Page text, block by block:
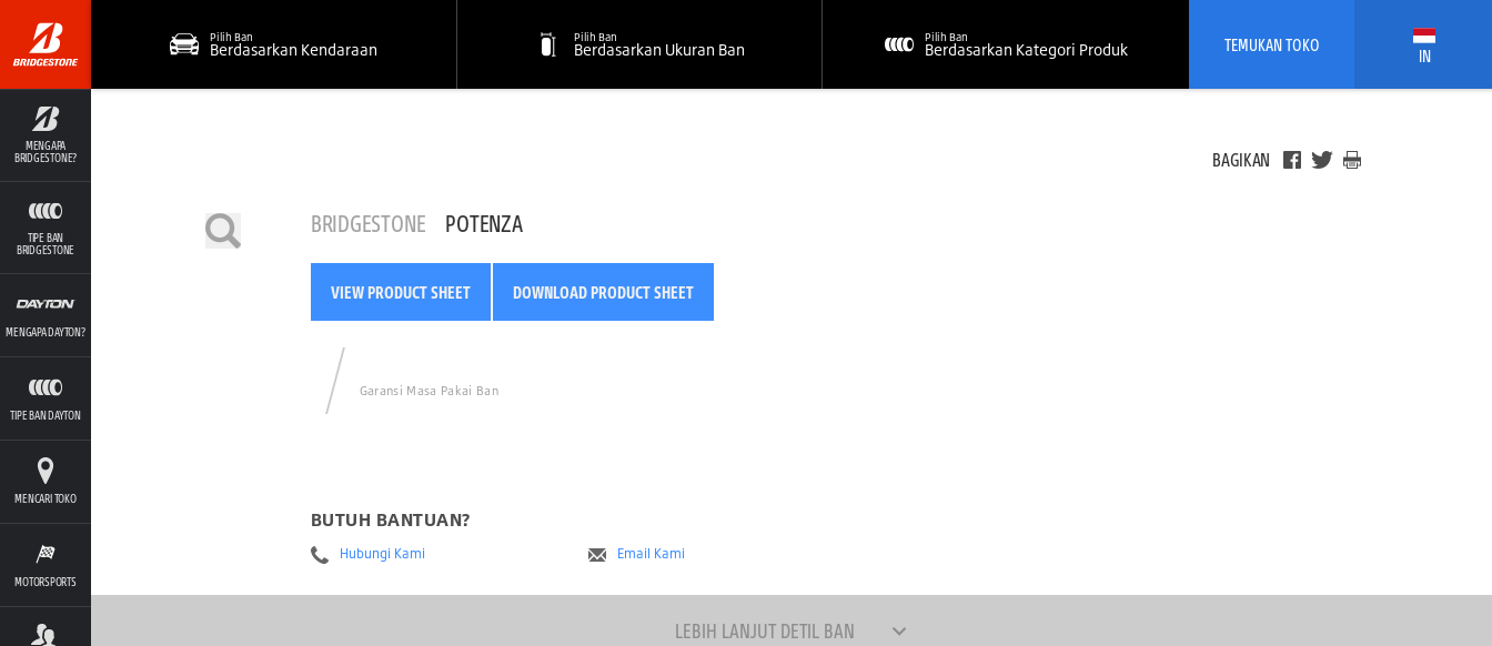
MENGAPA
BRIDGESTONE?
TIPE BAN
BRIDGESTONE
MENGAPA DAYTON?
TIPE BAN DAYTON
MENCARI TOKO
MOTORSPORTS
Pilih Ban
Berdasarkan Kendaraan
Pilih Ban
Berdasarkan Ukuran Ban
Pilih Ban
Berdasarkan Kategori Produk TEMUKAN TOKO IN
BAGIKAN
BRIDGESTONE POTENZA
VIEW PRODUCT SHEET DOWNLOAD PRODUCT SHEET
Garansi Masa Pakai Ban
BUTUH BANTUAN?
Hubungi Kami Email Kami
LEBIH LANJUT DETIL BAN